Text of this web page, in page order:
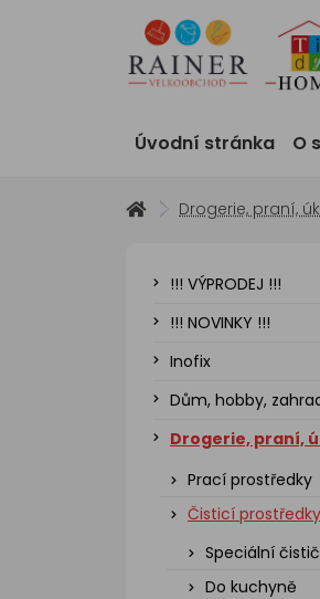
Úvodní stránka O
Drogerie, praní,
!!! VÝPRODEJ !!!
!!! NOVINKY !!!
Inofix
Dům, hobby,
Drogerie, praní,
Prací prostředky
Čisticí prostředky
Speciální
Do kuchyně